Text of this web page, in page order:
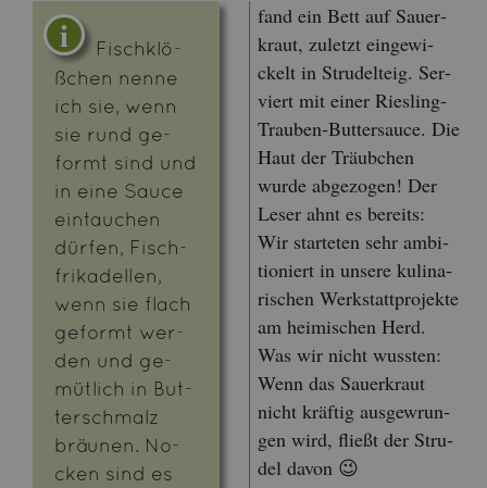
Fisch­klö­
ßchen nenne
ich sie, wenn
sie rund ge­
formt sind und
in eine Sauce
ein­tau­chen
dür­fen, Fisch­
fri­ka­del­len,
wenn sie flach
ge­formt wer­
den und ge­
müt­lich in But­
ter­schmalz
bräu­nen. No­
cken sind es
fand ein Bett auf Sauer­
kraut, zu­letzt ein­ge­wi­
ckelt in Stru­del­teig. Ser­
viert mit einer Ries­ling-
Trau­ben-But­ter­sauce. Die
Haut der Träub­chen
wurde ab­ge­zo­gen! Der
Leser ahnt es be­reits:
Wir star­te­ten sehr am­bi­
tio­niert in un­se­re ku­li­na­
ri­schen Werk­statt­pro­jek­te
am hei­mi­schen Herd.
Was wir nicht wuss­ten:
Wenn das Sauer­kraut
nicht kräf­tig aus­ge­wrun­
gen wird, flie­ßt der Stru­
del davon 😉